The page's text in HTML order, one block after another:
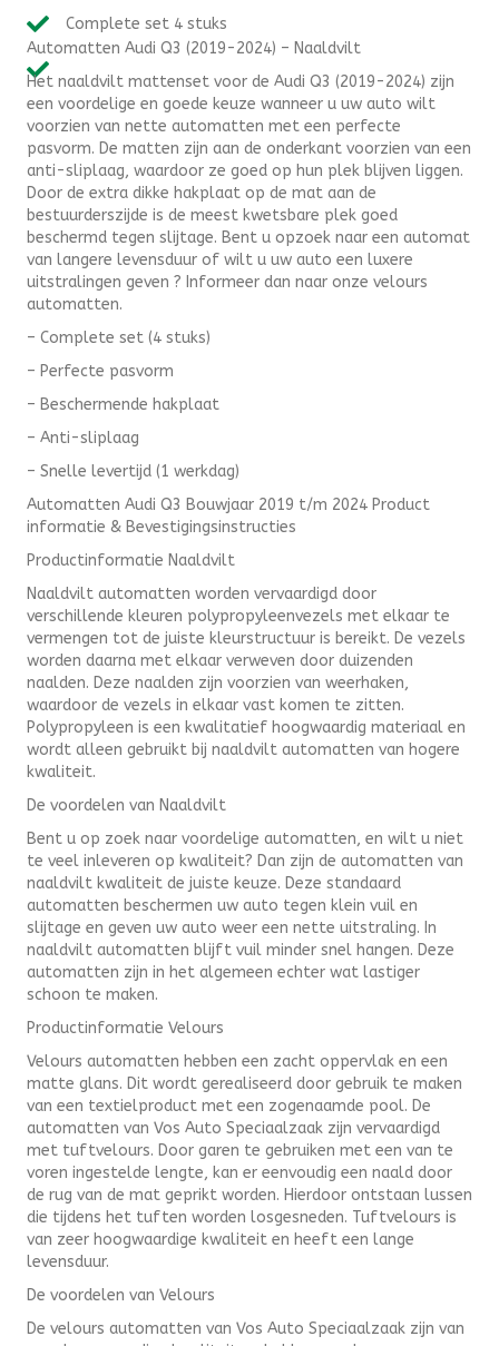
-
Naaldvilt
aantal
Complete set 4 stuks
Automatten Audi Q3 (2019-2024) – Naaldvilt
Het naaldvilt mattenset voor de Audi Q3 (2019-2024) zijn
een voordelige en goede keuze wanneer u uw auto wilt
voorzien van nette automatten met een perfecte
pasvorm. De matten zijn aan de onderkant voorzien van een
anti-sliplaag, waardoor ze goed op hun plek blijven liggen.
Door de extra dikke hakplaat op de mat aan de
bestuurderszijde is de meest kwetsbare plek goed
beschermd tegen slijtage. Bent u opzoek naar een automat
van langere levensduur of wilt u uw auto een luxere
uitstralingen geven ? Informeer dan naar onze velours
automatten.
– Complete set (4 stuks)
– Perfecte pasvorm
– Beschermende hakplaat
– Anti-sliplaag
– Snelle levertijd (1 werkdag)
Automatten Audi Q3 Bouwjaar 2019 t/m 2024 Product
informatie & Bevestigingsinstructies
Productinformatie Naaldvilt
Naaldvilt automatten worden vervaardigd door
verschillende kleuren polypropyleenvezels met elkaar te
vermengen tot de juiste kleurstructuur is bereikt. De vezels
worden daarna met elkaar verweven door duizenden
naalden. Deze naalden zijn voorzien van weerhaken,
waardoor de vezels in elkaar vast komen te zitten.
Polypropyleen is een kwalitatief hoogwaardig materiaal en
wordt alleen gebruikt bij naaldvilt automatten van hogere
kwaliteit.
De voordelen van Naaldvilt
Bent u op zoek naar voordelige automatten, en wilt u niet
te veel inleveren op kwaliteit? Dan zijn de automatten van
naaldvilt kwaliteit de juiste keuze. Deze standaard
automatten beschermen uw auto tegen klein vuil en
slijtage en geven uw auto weer een nette uitstraling. In
naaldvilt automatten blijft vuil minder snel hangen. Deze
automatten zijn in het algemeen echter wat lastiger
schoon te maken.
Productinformatie Velours
Velours automatten hebben een zacht oppervlak en een
matte glans. Dit wordt gerealiseerd door gebruik te maken
van een textielproduct met een zogenaamde pool. De
automatten van Vos Auto Speciaalzaak zijn vervaardigd
met tuftvelours. Door garen te gebruiken met een van te
voren ingestelde lengte, kan er eenvoudig een naald door
de rug van de mat geprikt worden. Hierdoor ontstaan lussen
die tijdens het tuften worden losgesneden. Tuftvelours is
van zeer hoogwaardige kwaliteit en heeft een lange
levensduur.
De voordelen van Velours
De velours automatten van Vos Auto Speciaalzaak zijn van